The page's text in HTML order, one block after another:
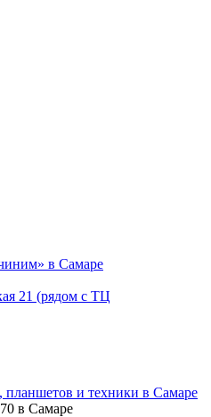
21 (рядом с ТЦ
планшетов и техники в Самаре
в Самаре